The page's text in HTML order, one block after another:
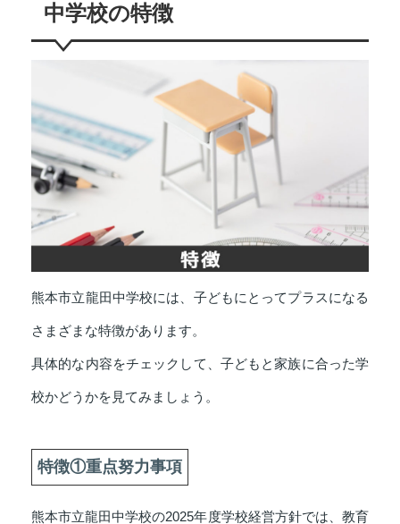
中学校の特徴
熊本市立龍田中学校には、子どもにとってプラスになる
さまざまな特徴があります。
具体的な内容をチェックして、子どもと家族に合った学
校かどうかを見てみましょう。
特徴①重点努力事項
熊本市立龍田中学校の2025年度学校経営方針では、教育